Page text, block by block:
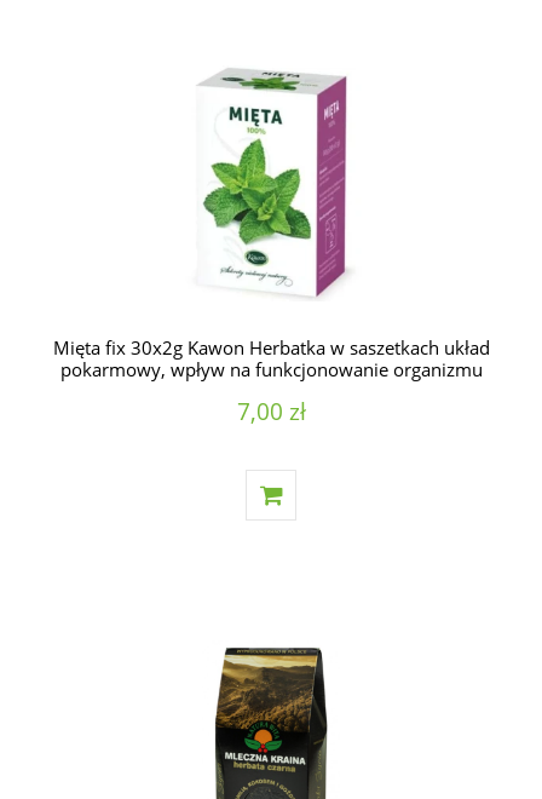
Mięta fix 30x2g Kawon Herbatka w saszetkach układ
pokarmowy, wpływ na funkcjonowanie organizmu
7,00 zł